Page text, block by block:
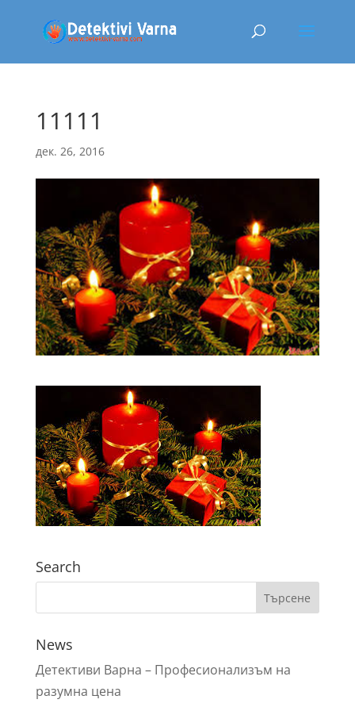
11111
дек. 26, 2016
Search
News
Детективи Варна – Профeсионализъм на
разумна цена